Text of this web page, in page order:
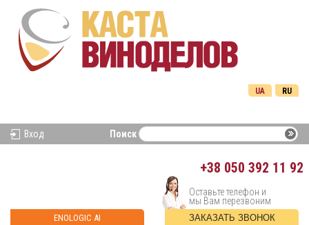
RU
UA
Вход Поиск
+38 050 392 11 92
ENOLOGIC AI
Оставьте телефон и
мы Вам перезвоним
ЗАКАЗАТЬ ЗВОНОК